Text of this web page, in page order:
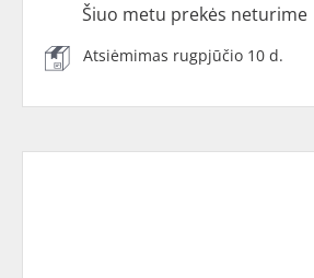
Šiuo metu prekės neturime
Atsiėmimas rugpjūčio 10 d.